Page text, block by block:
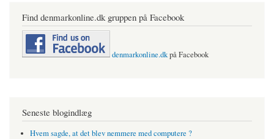
Find denmarkonline.dk gruppen på Facebook
denmarkonline.dkpå Facebook
Seneste blogindlæg
Hvem sagde, at det blev nemmere med computere ?